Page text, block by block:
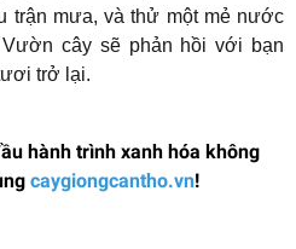
trận mưa, và thử một mẻ nước
cây sẽ phản hồi với bạn
trở lại.
hành trình xanh hóa không
caygiongcantho.vn!